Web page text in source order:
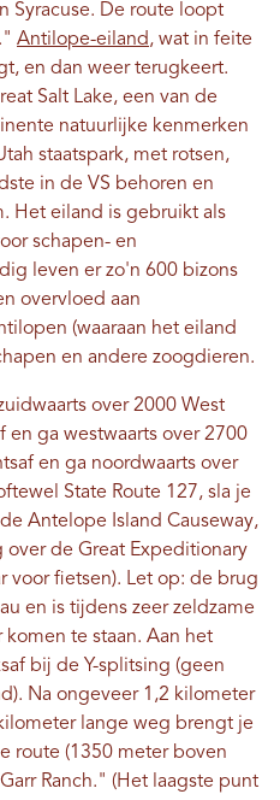
Syracuse. De route loopt
Antilope-eiland, wat in feite
en dan weer terugkeert.
Salt Lake, een van de
natuurlijke kenmerken
staatspark, met rotsen,
in de VS behoren en
Het eiland is gebruikt als
schapen- en
leven er zo'n 600 bizons
overvloed aan
(waaraan het eiland
en andere zoogdieren.
over 2000 West
en ga westwaarts over 2700
en ga noordwaarts over
State Route 127, sla je
Antelope Island Causeway,
de Great Expeditionary
voor fietsen). Let op: de brug
en is tijdens zeer zeldzame
te staan. Aan het
bij de Y-splitsing (geen
Na ongeveer 1,2 kilometer
lange weg brengt je
route (1350 meter boven
Ranch." (Het laagste punt